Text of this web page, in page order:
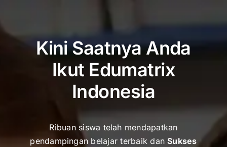
Kini Saatnya Anda
Ikut Edumatrix
Indonesia
Ribuan siswa telah mendapatkan
pendampingan belajar terbaik danSukses